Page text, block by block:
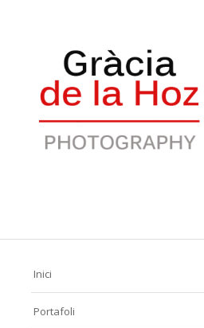
Inici
Portafoli